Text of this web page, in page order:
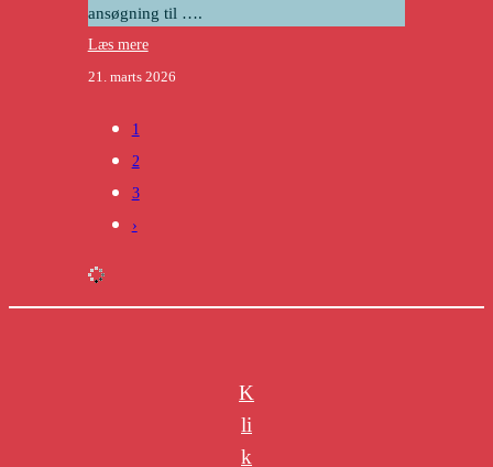
ansøgning til ….
Læs mere
21. marts 2026
1
2
3
›
K
li
k